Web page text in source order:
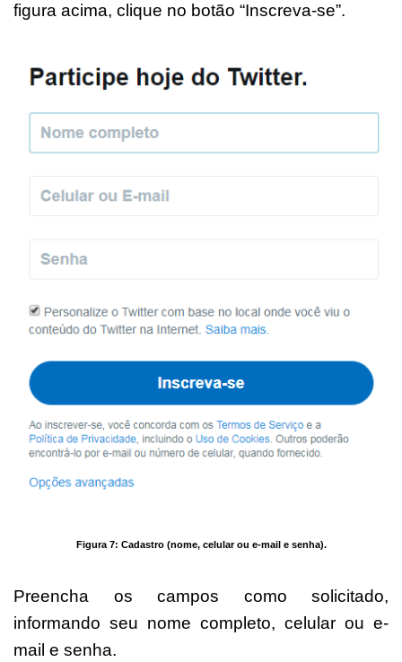
figura acima, clique no botão “Inscreva-se”.
Figura 7: Cadastro (nome, celular ou e-mail e senha).
Preencha os campos como solicitado,
informando seu nome completo, celular ou e-
mail e senha.